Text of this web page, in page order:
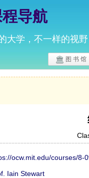
导航
学，不一样的视野
图 书 馆
ocw.mit.edu/courses/8-
Iain Stewart